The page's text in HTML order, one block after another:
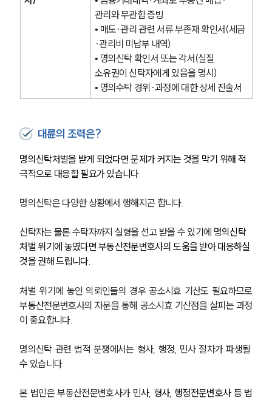
관리와 무관함 증빙
• 매도·관리 관련 서류 부존재 확인서(세금
·관리비 미납부 내역)
• 명의신탁 확인서 또는 각서(실질
소유권이 신탁자에게 있음을 명시)
• 명의수탁 경위·과정에 대한 상세 진술서
대륜의 조력은?
명의신탁처벌을 받게 되었다면 문제가 커지는 것을 막기 위해 적
극적으로 대응할 필요가 있습니다.
명의신탁은 다양한 상황에서 행해지곤 합니다.
신탁자는 물론 수탁자까지 실형을 선고 받을 수 있기에 명의신탁
처벌 위기에 놓였다면 부동산전문변호사의 도움을 받아 대응하실
것을 권해 드립니다.
처벌 위기에 놓인 의뢰인들의 경우 공소시효 기산도 필요하므로
부동산전문변호사의 자문을 통해 공소시효 기산점을 살피는 과정
이 중요합니다.
명의신탁 관련 법적 분쟁에서는 형사, 행정, 민사 절차가 파생될
수 있습니다.
본 법인은 부동산전문변호사가 민사, 형사, 행정전문변호사 등 법